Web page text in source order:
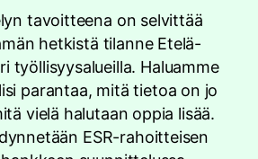
tavoitteena on selvittää
hetkistä tilanne Etelä-
työllisyysalueilla. Haluamme
parantaa, mitä tietoa on jo
vielä halutaan oppia lisää.
ESR-rahoitteisen